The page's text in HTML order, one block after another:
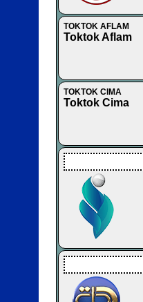
TOKTOK AFLAM
Toktok Aflam
TOKTOK CIMA
Toktok Cima